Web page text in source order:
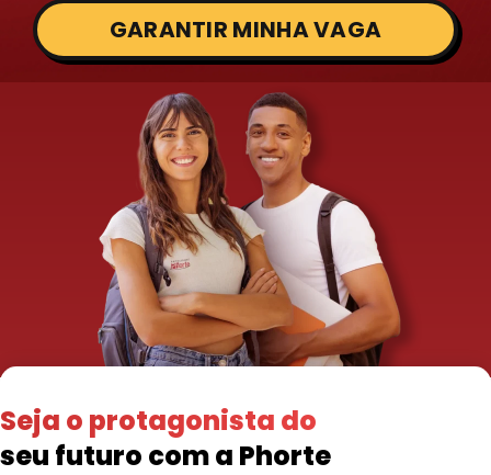
GARANTIR MINHA VAGA
Seja o protagonista do
seu futuro com a Phorte